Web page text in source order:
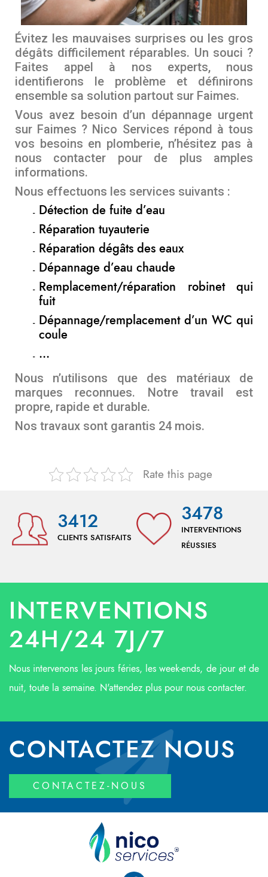
Évitez les mauvaises surprises ou les gros
dégâts difficilement réparables. Un souci ?
Faites appel à nos experts, nous
identifierons le problème et définirons
ensemble sa solution partout sur Faimes.
Vous avez besoin d’un dépannage urgent
sur Faimes ? Nico Services répond à tous
vos besoins en plomberie, n’hésitez pas à
nous contacter pour de plus amples
informations.
Nous effectuons les services suivants :
Détection de fuite d’eau
Réparation tuyauterie
Réparation dégâts des eaux
Dépannage d’eau chaude
Remplacement/réparation robinet qui
fuit
Dépannage/remplacement d’un WC qui
coule
…
Nous n’utilisons que des matériaux de
marques reconnues. Notre travail est
propre, rapide et durable.
Nos travaux sont garantis 24 mois.
Rate this page
3412
CLIENTS SATISFAITS
3478
INTERVENTIONS
RÉUSSIES
INTERVENTIONS
24H/24 7J/7
Nous intervenons les jours féries, les week-ends, de jour et de
nuit, toute la semaine. N'attendez plus pour nous contacter.
CONTACTEZ NOUS
CONTACTEZ-NOUS